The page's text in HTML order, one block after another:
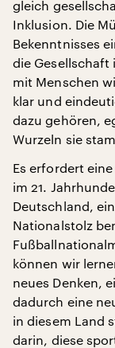
gleich
Inklusion. Die
Bekenntnisses
die
mit Menschen
klar und
dazu gehören,
Wurzeln sie
Es erfordert
im 21.
Deutschland,
Nationalstolz
können wir
neues Denken,
dadurch eine
in diesem Land
darin, diese